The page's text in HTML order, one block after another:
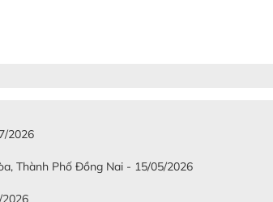
2026
Thành Phố Đồng Nai - 15/05/2026
2026